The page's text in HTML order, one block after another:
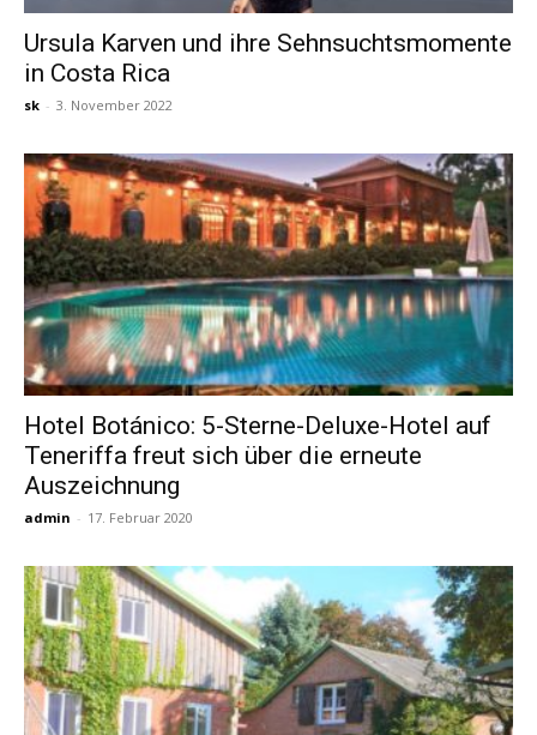
Ursula Karven und ihre Sehnsuchtsmomente
in Costa Rica
sk - 3. November 2022
Hotel Botánico: 5-Sterne-Deluxe-Hotel auf
Teneriffa freut sich über die erneute
Auszeichnung
admin - 17. Februar 2020